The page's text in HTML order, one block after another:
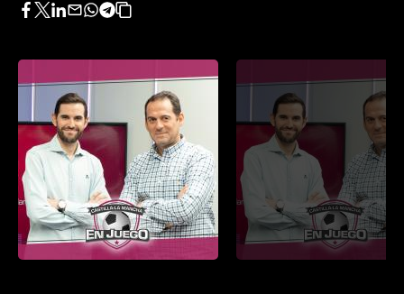
Facebook
Twitter
LinkedIn
Enviar
Whatsapp
Telegram
Copiar
artículo